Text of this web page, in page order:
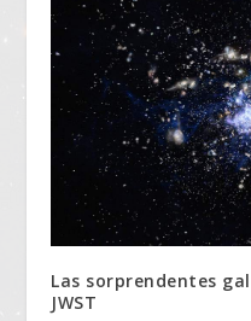
Las sorprendentes
JWST